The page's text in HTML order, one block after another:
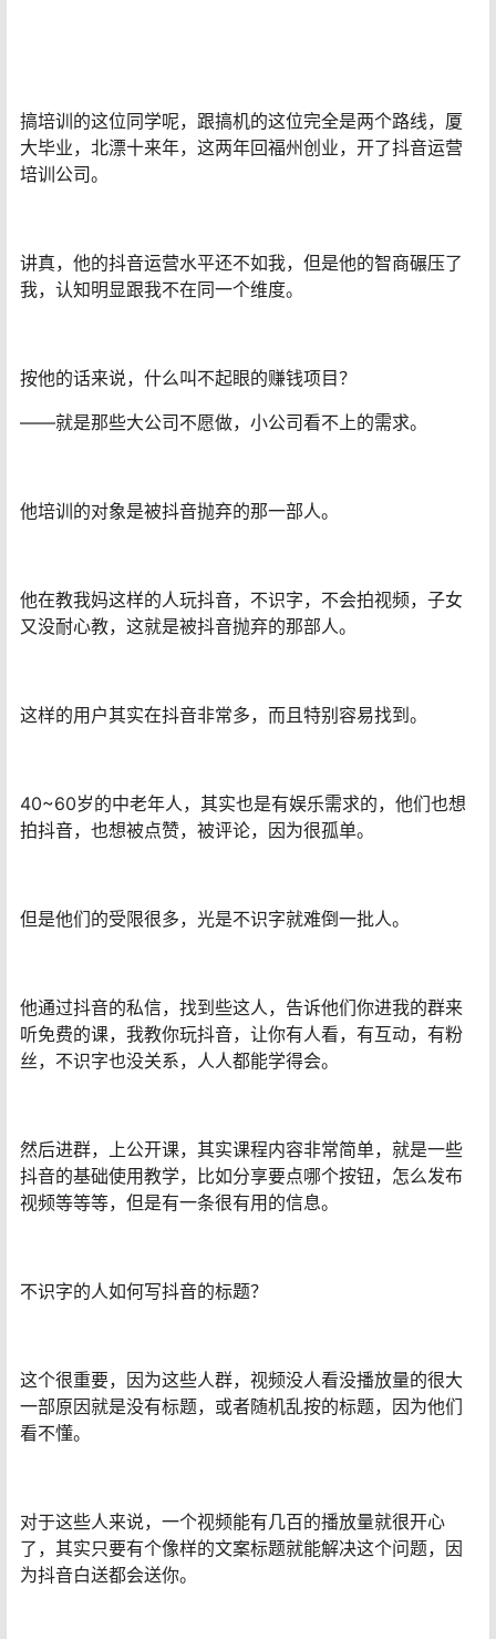
搞培训的这位同学呢，跟搞机的这位完全是两个路线，厦
大毕业，北漂十来年，这两年回福州创业，开了抖音运营
培训公司。
讲真，他的抖音运营水平还不如我，但是他的智商碾压了
我，认知明显跟我不在同一个维度。
按他的话来说，什么叫不起眼的赚钱项目？
——就是那些大公司不愿做，小公司看不上的需求。
他培训的对象是被抖音抛弃的那一部人。
他在教我妈这样的人玩抖音，不识字，不会拍视频，子女
又没耐心教，这就是被抖音抛弃的那部人。
这样的用户其实在抖音非常多，而且特别容易找到。
40~60岁的中老年人，其实也是有娱乐需求的，他们也想
拍抖音，也想被点赞，被评论，因为很孤单。
但是他们的受限很多，光是不识字就难倒一批人。
他通过抖音的私信，找到些这人，告诉他们你进我的群来
听免费的课，我教你玩抖音，让你有人看，有互动，有粉
丝，不识字也没关系，人人都能学得会。
然后进群，上公开课，其实课程内容非常简单，就是一些
抖音的基础使用教学，比如分享要点哪个按钮，怎么发布
视频等等等，但是有一条很有用的信息。
不识字的人如何写抖音的标题？
这个很重要，因为这些人群，视频没人看没播放量的很大
一部原因就是没有标题，或者随机乱按的标题，因为他们
看不懂。
对于这些人来说，一个视频能有几百的播放量就很开心
了，其实只要有个像样的文案标题就能解决这个问题，因
为抖音白送都会送你。